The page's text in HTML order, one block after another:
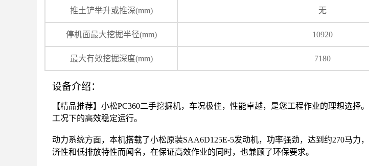
推土铲举升或推深(mm) 无
停机面最大挖掘半径(mm) 10920
最大有效挖掘深度(mm) 7180
设备介绍：
【精品推荐】小松PC360二手挖掘机，车况极佳，性能卓越，是您工程作业的理想选
工况下的高效稳定运行。
动力系统方面，本机搭载了小松原装SAA6D125E-5发动机，功率强劲，达到约270马
济性和低排放特性而闻名，在保证高效作业的同时，也兼顾了环保要求。